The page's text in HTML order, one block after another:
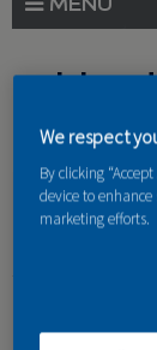
AKCE A
PARTNEŘI
Jste
Domů»Partneri
We respect
By clicking
device to
marketing efforts.